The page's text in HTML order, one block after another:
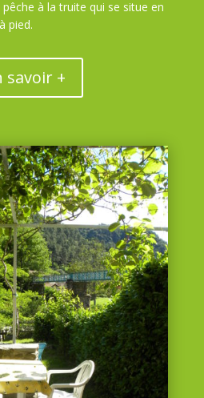
à la truite qui se situe en
pied.
savoir +